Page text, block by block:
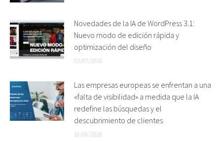
Novedades de la IA de WordPress 3.1:
Nuevo modo de edición rápida y
optimización del diseño
03/07/2026
Las empresas europeas se enfrentan a una
«falta de visibilidad» a medida que la IA
redefine las búsquedas y el
descubrimiento de clientes
16/06/2026